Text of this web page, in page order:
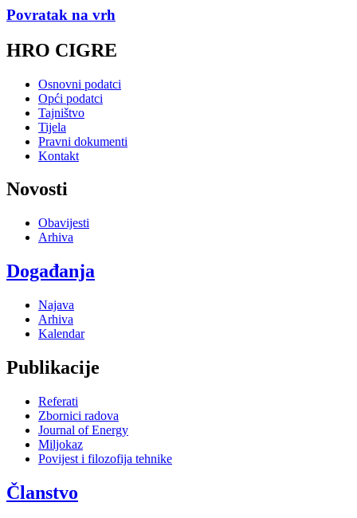
Povratak na vrh
HRO CIGRE
Osnovni podatci
Opći podatci
Tajništvo
Tijela
Pravni dokumenti
Kontakt
Novosti
Obavijesti
Arhiva
Događanja
Najava
Arhiva
Kalendar
Publikacije
Referati
Zbornici radova
Journal of Energy
Miljokaz
Povijest i filozofija tehnike
Članstvo